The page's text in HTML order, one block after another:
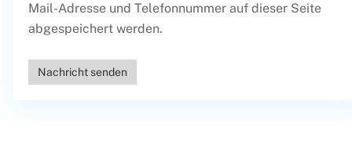
Mail-Adresse und Telefonnummer auf dieser Seite
abgespeichert werden.
Nachricht senden